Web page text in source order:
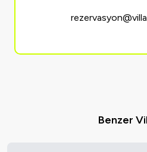
Benzer